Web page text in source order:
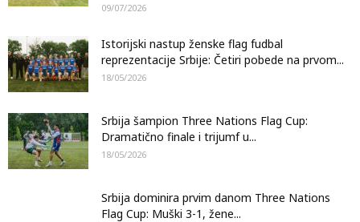
09/07/2026
Istorijski nastup ženske flag fudbal
reprezentacije Srbije: Četiri pobede na prvom...
18/05/2026
Srbija šampion Three Nations Flag Cup:
Dramatično finale i trijumf u...
18/05/2026
Srbija dominira prvim danom Three Nations
Flag Cup: Muški 3-1, žene...